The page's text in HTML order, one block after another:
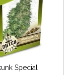
Special